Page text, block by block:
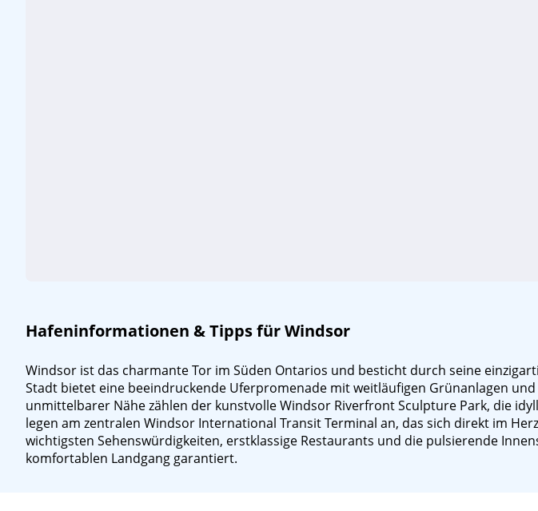
Hafeninformationen & Tipps für Windsor
Windsor ist das charmante Tor im Süden Ontarios und besticht durch seine
Stadt bietet eine beeindruckende Uferpromenade mit weitläufigen Grünanlagen
unmittelbarer Nähe zählen der kunstvolle Windsor Riverfront Sculpture Park, die
legen am zentralen Windsor International Transit Terminal an, das sich direkt im
wichtigsten Sehenswürdigkeiten, erstklassige Restaurants und die pulsierende
komfortablen Landgang garantiert.